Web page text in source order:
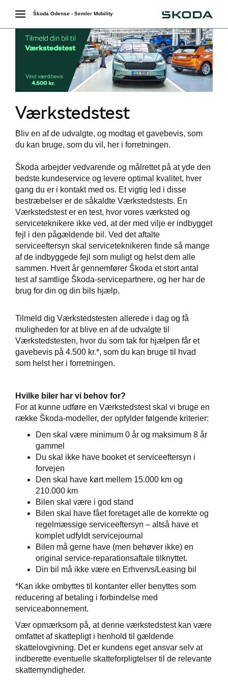
Toggle
navigation
Škoda Odense - Semler Mobility
Værkstedstest
Bliv en af de udvalgte, og modtag et gavebevis, som
du kan bruge, som du vil, her i forretningen.
Škoda arbejder vedvarende og målrettet på at yde den
bedste kundeservice og levere optimal kvalitet, hver
gang du er i kontakt med os. Et vigtig led i disse
bestræbelser er de såkaldte Værkstedstests. En
Værkstedstest er en test, hvor vores værksted og
serviceteknikere ikke ved, at der med vilje er indbygget
fejl i den pågældende bil. Ved det aftalte
serviceeftersyn skal serviceteknikeren finde så mange
af de indbyggede fejl som muligt og helst dem alle
sammen. Hvert år gennemfører Škoda et stort antal
test af samtlige Škoda-servicepartnere, og her har de
brug for din og din bils hjælp.
Tilmeld dig Værkstedstesten allerede i dag og få
muligheden for at blive en af de udvalgte til
Værkstedstesten, hvor du som tak for hjælpen får et
gavebevis på 4.500 kr.*, som du kan bruge til hvad
som helst her i forretningen.
Hvilke biler har vi behov for?
For at kunne udføre en Værkstedstest skal vi bruge en
række Škoda-modeller, der opfylder følgende kriterier:
Den skal være minimum 0 år og maksimum 8 år
gammel
Du skal ikke have booket et serviceeftersyn i
forvejen
Den skal have kørt mellem 15.000 km og
210.000 km
Bilen skal være i god stand
Bilen skal have fået foretaget alle de korrekte og
regelmæssige serviceeftersyn – altså have et
komplet udfyldt servicejournal
Bilen må gerne have (men behøver ikke) en
original service-reparationsaftale tilknyttet.
Din bil må ikke være en Erhvervs/Leasing bil
*Kan ikke ombyttes til kontanter eller benyttes som
reducering af betaling i forbindelse med
serviceabonnement.
Vær opmærksom på, at denne værkstedstest kan være
omfattet af skattepligt i henhold til gældende
skattelovgivning. Det er kundens eget ansvar selv at
indberette eventuelle skatteforpligtelser til de relevante
skattemyndigheder.